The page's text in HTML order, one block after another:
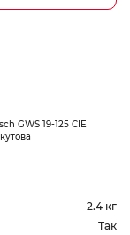
GWS 19-125 CIE
2.4 кг
Так